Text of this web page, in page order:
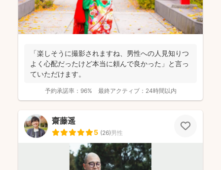
「楽しそうに撮影されますね、男性への人見知りつ
よく心配だったけど本当に頼んで良かった」と言っ
ていただけます。
予約承諾率： 96% 最終アクティブ： 24時間以内
齋藤遥
5 (26)男性